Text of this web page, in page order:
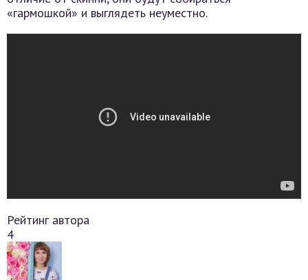
«гармошкой» и выглядеть неуместно.
Рейтинг автора
4